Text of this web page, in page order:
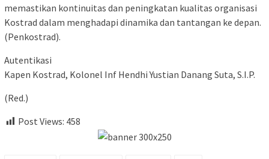
memastikan kontinuitas dan peningkatan kualitas organisasi
Kostrad dalam menghadapi dinamika dan tantangan ke depan.
(Penkostrad).
Autentikasi
Kapen Kostrad, Kolonel Inf Hendhi Yustian Danang Suta, S.I.P.
(Red.)
Post Views: 458